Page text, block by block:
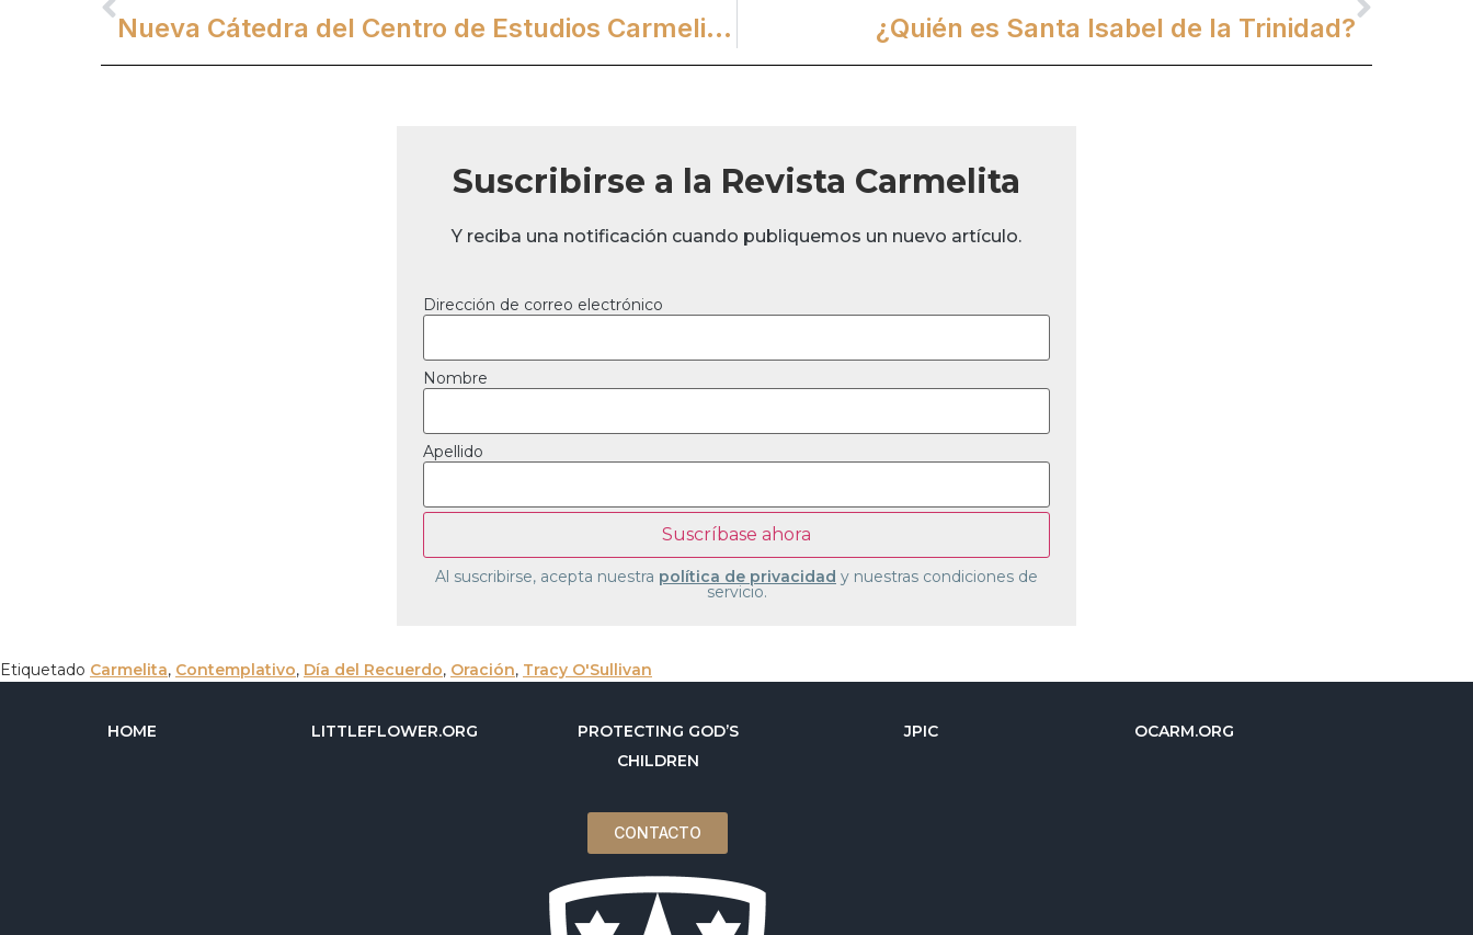
Nueva Cátedra del Centro de Estudios Carmelitas
¿Quién es Santa Isabel de la Trinidad?
Suscribirse a la Revista Carmelita
Y reciba una notificación cuando publiquemos un nuevo artículo.
Dirección de correo electrónico
Nombre
Apellido
Al suscribirse, acepta nuestra política de privacidad y nuestras condiciones de
servicio.
Etiquetado Carmelita, Contemplativo, Día del Recuerdo, Oración, Tracy O'Sullivan
HOME LITTLEFLOWER.ORG
PROTECTING GOD’S
CHILDREN
CONTACTO
JPIC OCARM.ORG